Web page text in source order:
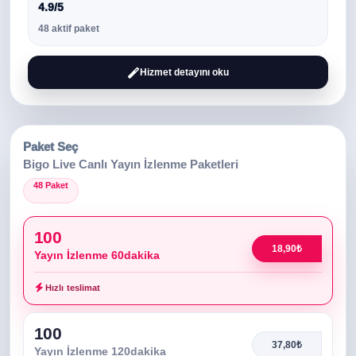
4.9/5
48 aktif paket
Hizmet detayını oku
Paket Seç
Bigo Live Canlı Yayın İzlenme Paketleri
48 Paket
100
Yayın İzlenme 60dakika 18,90₺
Hızlı teslimat
100
Yayın İzlenme 120dakika 37,80₺